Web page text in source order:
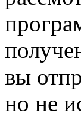
вы
но не